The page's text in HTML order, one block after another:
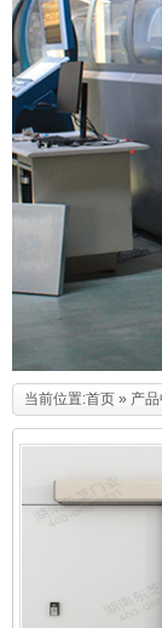
当前位置:首页 » 产